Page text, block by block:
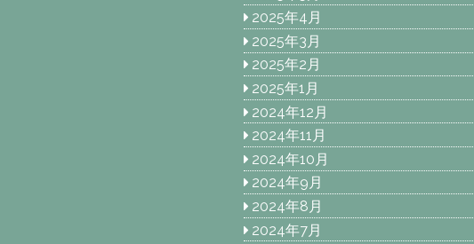
2025年4月
2025年3月
2025年2月
2025年1月
2024年12月
2024年11月
2024年10月
2024年9月
2024年8月
2024年7月